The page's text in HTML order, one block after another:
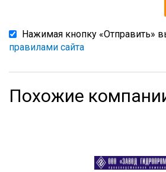
Нажимая кнопку «Отправить»
правилами сайта
Похожие